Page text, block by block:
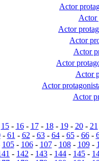
Actor
Actor
Actor
Actor
Actor
Actor
Actor
Actor
Actor
15- 16- 17- 18- 19- 20- 21
- 61 - 62 - 63- 64- 65- 66-
105- 106- 107- 108- 109-
- 142 - 143 - 144 - 145 -